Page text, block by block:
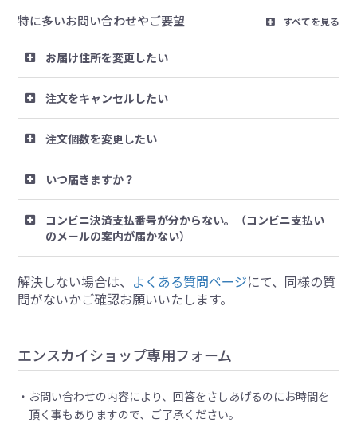
特に多いお問い合わせやご要望 すべてを見る
お届け住所を変更したい
注文をキャンセルしたい
注文個数を変更したい
いつ届きますか？
コンビニ決済支払番号が分からない。（コンビニ支払い
のメールの案内が届かない）
解決しない場合は、 よくある質問ページにて、同様の質
問がないかご確認お願いいたします。
エンスカイショップ専用フォーム
お問い合わせの内容により、回答をさしあげるのにお時間を
頂く事もありますので、ご了承ください。